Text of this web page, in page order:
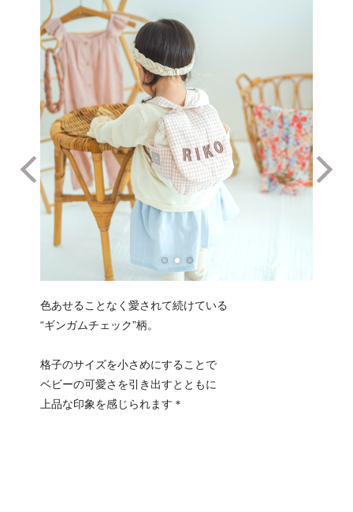
色あせることなく愛されて続けている
“ギンガムチェック”柄。
格子のサイズを小さめにすることで
ベビーの可愛さを引き出すとともに
上品な印象を感じられます＊